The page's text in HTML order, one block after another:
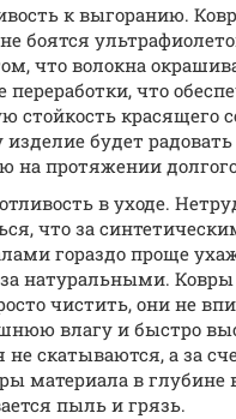
к выгоранию.
боятся
что волокна
переработки, что
стойкость красящего
будет радовать
на протяжении
в уходе.
что за
гораздо проще
натуральными. Ковры
чистить, они не
влагу и быстро
скатываются, а за
материала в глубине
пыль и грязь.